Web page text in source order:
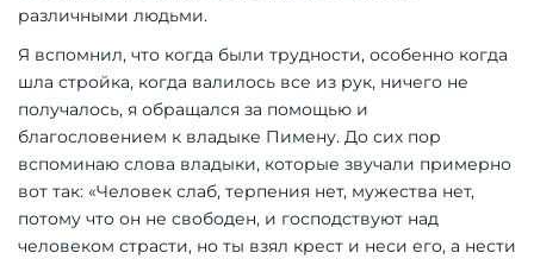
различными людьми.
Я вспомнил, что когда были трудности, особенно когда
шла стройка, когда валилось все из рук, ничего не
получалось, я обращался за помощью и
благословением к владыке Пимену. До сих пор
вспоминаю слова владыки, которые звучали примерно
вот так: «Человек слаб, терпения нет, мужества нет,
потому что он не свободен, и господствуют над
человеком страсти, но ты взял крест и неси его, а нести